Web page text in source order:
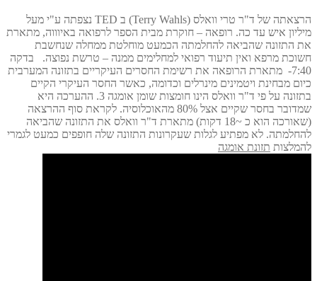
הרצאתה של ד"ר טרי וואלס (Terry Wahls) ב TED נצפתה ע"י מעל
מיליון איש עד כה. רופאה – חוקרת מבית הספר לרפואה באיוווה, מתארת
את התזונה שהביאה להחלמתה הכמעט מוחלטת ממחלה שנחשבת
חשוכת מרפא ואין תיעוד רפואי למחלימים ממנה – טרשת נפוצה. בדקה
7:40- מתארת הרופאה את רשימת החסרים העיקריים בתזונה המערבית
כיום מבחינת ויטמינים מינרלים וכדומה, כאשר החסר העיקרי הקיים
בתזונה על פי ד"ר וואלס הינו חומצות שומן אומגה 3. ההערכה היא
שמדובר בחסר שקיים אצל 80% מהאוכלוסיה. לקראת סוף ההרצאה
(שאורכה הוא כ ~18 דקות) מתארת ד"ר וואלס את התזונה שהביאה
להחלמתה. לא מפתיע לגלות שעקרונות התזונה שלה חופפים כמעט לגמרי
להמלצות תזונת אומגה